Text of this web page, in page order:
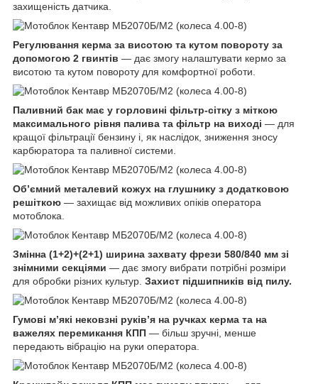
захищеність датчика.
Регулювання керма за висотою та кутом повороту за
допомогою 2 гвинтів — дає змогу налаштувати кермо за
висотою та кутом повороту для комфортної роботи.
Паливний бак має у горловині фільтр-сітку з міткою
максимального рівня палива та фільтр на виході — для
кращої фільтрації бензину і, як наслідок, зниження зносу
карбюратора та паливної системи.
Об’ємний металевий кожух на глушнику з додатковою
решіткою — захищає від можливих опіків оператора
мотоблока.
Змінна (1+2)+(2+1) ширина захвату фрези 580/840 мм зі
знімними секціями — дає змогу вибрати потрібні розміри
для обробки різних культур. Захист підшипників від пилу.
Гумові м’які нековзні руків’я на ручках керма та на
важелях перемикання КПП — більш зручні, менше
передають вібрацію на руки оператора.